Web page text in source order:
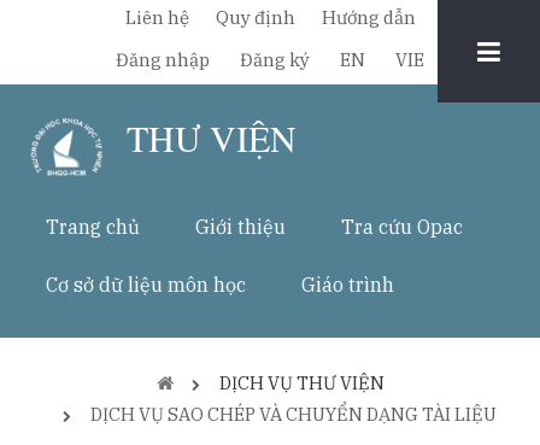
nội
Liên hệ Quy định Hướng dẫn
Chuyển
đổi
ngôn
Đăng nhập Đăng ký EN VIE
THƯ VIỆN
Trang chủ Giới thiệu Tra cứu Opac
Cơ sở dữ liệu môn học Giáo trình
BreadcrumbDỊCH VỤ THƯ VIỆN
DỊCH VỤ SAO CHÉP VÀ CHUYỂN DẠNG TÀI LIỆU